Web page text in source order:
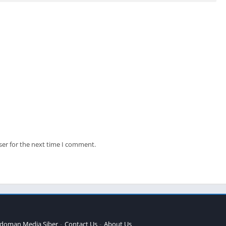
for the next time I comment.
Media Siber Contact Us About Us